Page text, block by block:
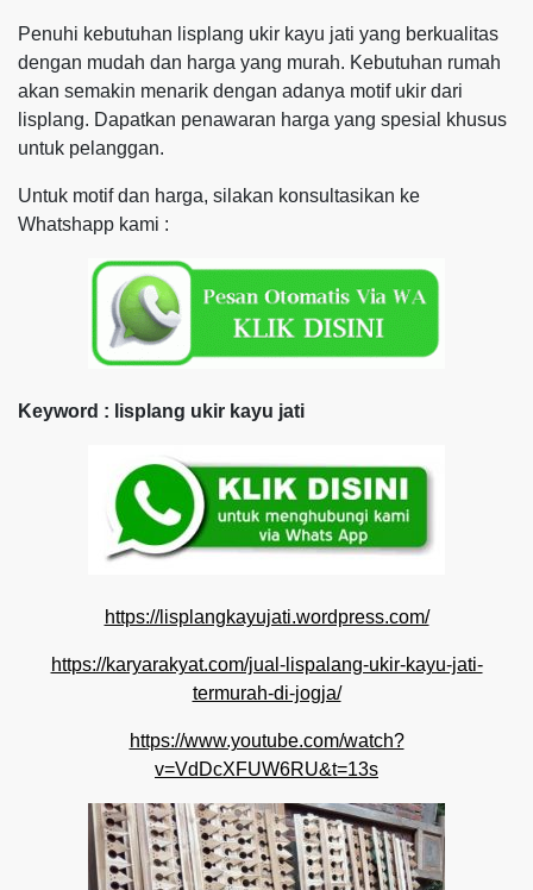
Penuhi kebutuhan lisplang ukir kayu jati yang berkualitas
dengan mudah dan harga yang murah. Kebutuhan rumah
akan semakin menarik dengan adanya motif ukir dari
lisplang. Dapatkan penawaran harga yang spesial khusus
untuk pelanggan.
Untuk motif dan harga, silakan konsultasikan ke
Whatshapp kami :
Keyword : lisplang ukir kayu jati
https://lisplangkayujati.wordpress.com/
https://karyarakyat.com/jual-lispalang-ukir-kayu-jati-
termurah-di-jogja/
https://www.youtube.com/watch?
v=VdDcXFUW6RU&t=13s